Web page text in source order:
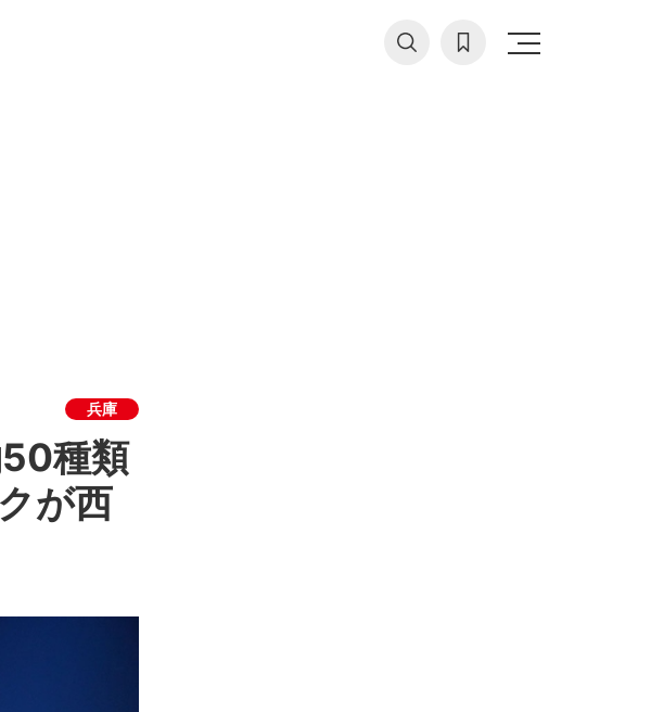
兵庫
種類
が西